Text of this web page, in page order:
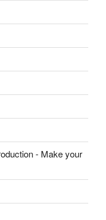
- Make your